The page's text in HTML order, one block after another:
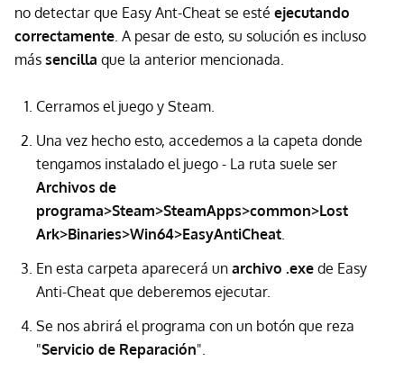
no detectar que Easy Ant-Cheat se esté ejecutando
correctamente. A pesar de esto, su solución es incluso
más sencilla que la anterior mencionada.
Cerramos el juego y Steam.
Una vez hecho esto, accedemos a la capeta donde
tengamos instalado el juego - La ruta suele ser
Archivos de
programa>Steam>SteamApps>common>Lost
Ark>Binaries>Win64>EasyAntiCheat.
En esta carpeta aparecerá un archivo .exe de Easy
Anti-Cheat que deberemos ejecutar.
Se nos abrirá el programa con un botón que reza
"Servicio de Reparación".